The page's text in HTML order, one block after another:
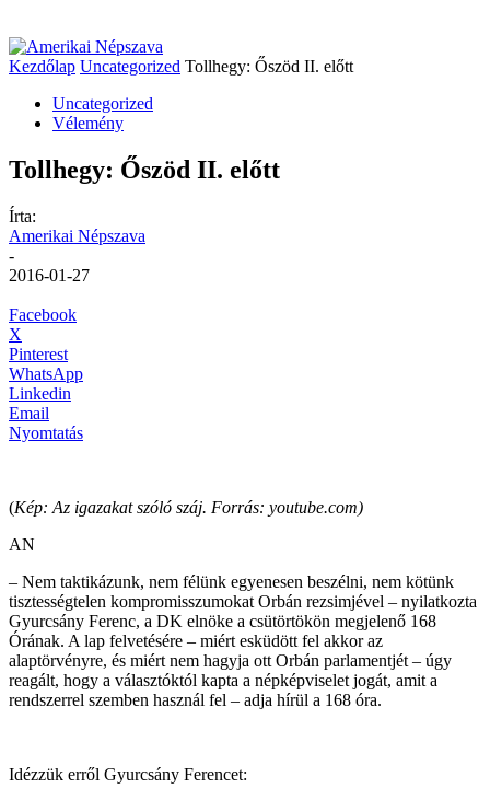
Kezdőlap Uncategorized Tollhegy: Őszöd II. előtt
Uncategorized
Vélemény
Tollhegy: Őszöd II. előtt
Írta:
Amerikai Népszava
-
2016-01-27
Facebook
X
Pinterest
WhatsApp
Linkedin
Email
Nyomtatás
(Kép: Az igazakat szóló száj. Forrás: youtube.com)
AN
– Nem taktikázunk, nem félünk egyenesen beszélni, nem kötünk
tisztességtelen kompromisszumokat Orbán rezsimjével – nyilatkozta
Gyurcsány Ferenc, a DK elnöke a csütörtökön megjelenő 168
Órának. A lap felvetésére – miért esküdött fel akkor az
alaptörvényre, és miért nem hagyja ott Orbán parlamentjét – úgy
reagált, hogy a választóktól kapta a népképviselet jogát, amit a
rendszerrel szemben használ fel – adja hírül a 168 óra.
Idézzük erről Gyurcsány Ferencet: